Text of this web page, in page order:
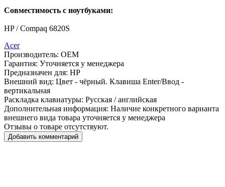
Совместимость с ноутбуками:
HP / Compaq 6820S
Acer
Производитель: OEM
Гарантия: Уточняется у менеджера
Предназначен для: HP
Внешний вид: Цвет - чёрный. Клавиша Enter/Ввод -
вертикальная
Раскладка клавиатуры: Русская / английская
Дополнительная информация: Наличие конкретного варианта
внешнего вида товара уточняется у менеджера
Отзывы о товаре отсутствуют.
Добавить комментарий